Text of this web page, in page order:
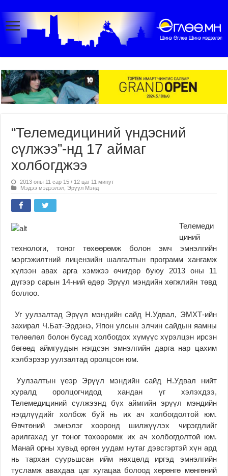
“Телемедициний үндэсний
сүлжээ”-нд 17 аймаг
холбогджээ
2013 оны 11 сар 15 / 12 цаг 11 минут
Мэдээ мэдээлэл Эрүүл Мэнд
Телемеди
циний
технологи, тоног төхөөрөмж болон эмч эмнэлгийн
мэргэжилтний лицензийн шалгалтын программ хангамж
хүлээн авах арга хэмжээ өчигдөр буюу 2013 оны 11
дүгээр сарын 14-ний өдөр Эрүүл мэндийн хөгжлийн төвд
боллоо.
Уг уулзалтад Эрүүл мэндийн сайд Н.Удвал, ЭМХТ-ийн
захирал Ч.Бат-Эрдэнэ, Япон улсын элчин сайдын яамны
төлөөлөл болон бусад холбогдох хүмүүс хүрэлцэн ирсэн
бөгөөд аймгуудын нэгдсэн эмнэлгийн дарга нар цахим
хэлбэрээр уулзалтад оролцсон юм.
Уулзалтын үеэр Эрүүл мэндийн сайд Н.Удвал нийт
хуралд оролцогчидод хандан үг хэлэхдээ,
Телемедициний сүлжээнд бүх аймгийн эрүүл мэндийн
нэгдлүүдийг холбож буй нь их ач холбогдолтой юм.
Өвчтөний эмнэлэг хооронд шилжүүлэх чирэгдлийг
арилгахад уг тоног төхөөрөмж их ач холбогдолтой юм.
Манай орны хувьд өргөн уудам нутаг дэвсгэртэй хүн ард
нь тархан суурьшсан ийм нөхцөлд иргэд эмнэлгийн
тусламж авахдаа цаг хугацаа болоод хөрөнгө мөнгөний